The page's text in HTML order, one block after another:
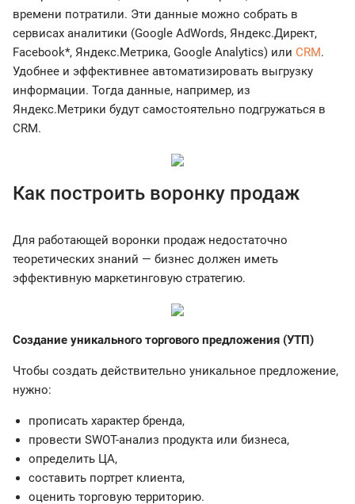
времени потратили. Эти данные можно собрать в
сервисах аналитики (Google AdWords, Яндекс.Директ,
Facebook*, Яндекс.Метрика, Google Analytics) или CRM.
Удобнее и эффективнее автоматизировать выгрузку
информации. Тогда данные, например, из
Яндекс.Метрики будут самостоятельно подгружаться в
CRM.
Как построить воронку продаж
Для работающей воронки продаж недостаточно
теоретических знаний — бизнес должен иметь
эффективную маркетинговую стратегию.
Создание уникального торгового предложения (УТП)
Чтобы создать действительно уникальное предложение,
нужно:
прописать характер бренда,
провести SWOT-анализ продукта или бизнеса,
определить ЦА,
составить портрет клиента,
оценить торговую территорию.